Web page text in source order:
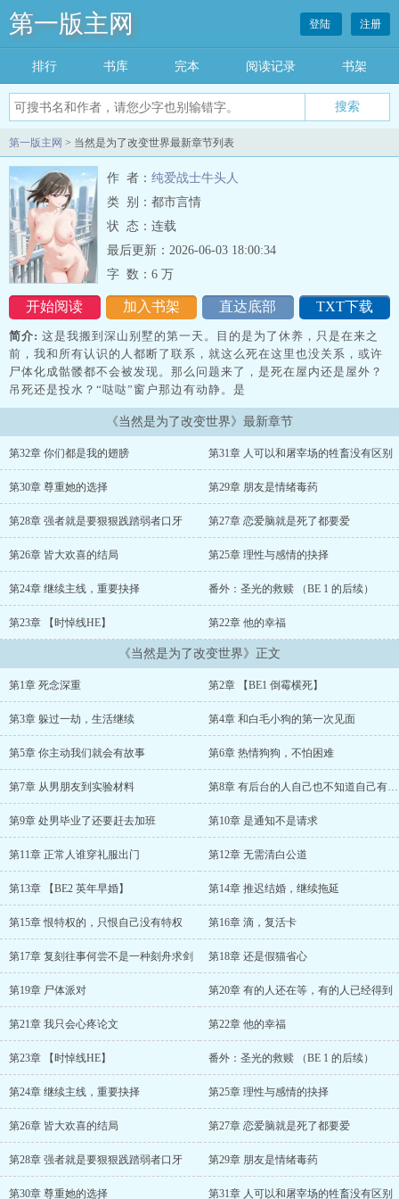
第一版主网
搜索
登陆 注册
排行 书库 完本 阅读记录 书架
第一版主网 > 当然是为了改变世界最新章节列表
作 者： 纯爱战士牛头人
类 别：都市言情
状 态：连载
开始阅读 加入书架 直达底部 TXT下载
最后更新：2026-06-03 18:00:34
字 数： 6 万
简介: 这是我搬到深山别墅的第一天。目的是为了休养，只是在来之
前，我和所有认识的人都断了联系，就这么死在这里也没关系，或许
尸体化成骷髅都不会被发现。那么问题来了，是死在屋内还是屋外？
吊死还是投水？“哒哒”窗户那边有动静。是
《当然是为了改变世界》最新章节
第32章 你们都是我的翅膀 第31章 人可以和屠宰场的牲畜没有区别
第30章 尊重她的选择 第29章 朋友是情绪毒药
第28章 强者就是要狠狠践踏弱者口牙 第27章 恋爱脑就是死了都要爱
第26章 皆大欢喜的结局 第25章 理性与感情的抉择
第24章 继续主线，重要抉择 番外：圣光的救赎 （BE 1 的后续）
第23章 【时悼线HE】 第22章 他的幸福
《当然是为了改变世界》正文
第1章 死念深重 第2章 【BE1 倒霉横死】
第3章 躲过一劫，生活继续 第4章 和白毛小狗的第一次见面
第5章 你主动我们就会有故事 第6章 热情狗狗，不怕困难
第7章 从男朋友到实验材料 第8章 有后台的人自己也不知道自己有后台
第9章 处男毕业了还要赶去加班 第10章 是通知不是请求
第11章 正常人谁穿礼服出门 第12章 无需清白公道
第13章 【BE2 英年早婚】 第14章 推迟结婚，继续拖延
第15章 恨特权的，只恨自己没有特权 第16章 滴，复活卡
第17章 复刻往事何尝不是一种刻舟求剑 第18章 还是假猫省心
第19章 尸体派对 第20章 有的人还在等，有的人已经得到
第21章 我只会心疼论文 第22章 他的幸福
第23章 【时悼线HE】 番外：圣光的救赎 （BE 1 的后续）
第24章 继续主线，重要抉择 第25章 理性与感情的抉择
第26章 皆大欢喜的结局 第27章 恋爱脑就是死了都要爱
第28章 强者就是要狠狠践踏弱者口牙 第29章 朋友是情绪毒药
第30章 尊重她的选择 第31章 人可以和屠宰场的牲畜没有区别